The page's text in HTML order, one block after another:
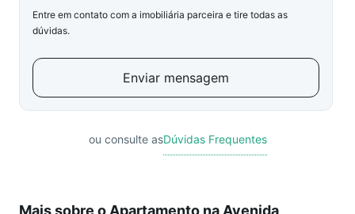
Entre em contato com a imobiliária parceira e tire todas as
dúvidas.
Enviar mensagem
ou consulte asDúvidas Frequentes
Mais sobre o Apartamento na Avenida